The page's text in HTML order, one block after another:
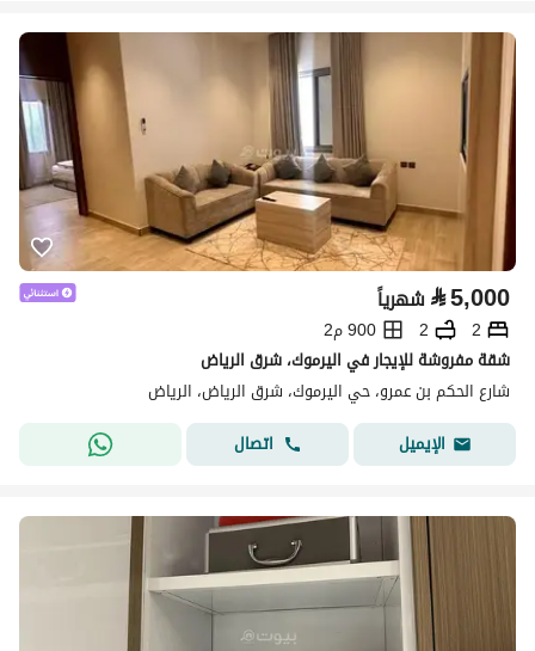
⃁5,000 شهرياً
2
2
900 م2
شقة مفروشة للإيجار في اليرموك، شرق الرياض
شارع الحكم بن عمرو، حي اليرموك، شرق الرياض، الرياض
الإيميل
اتصال